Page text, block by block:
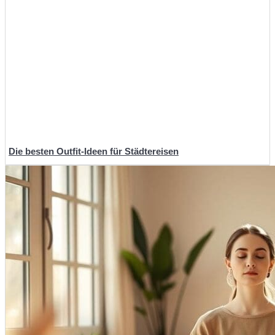
Die besten Outfit-Ideen für Städtereisen